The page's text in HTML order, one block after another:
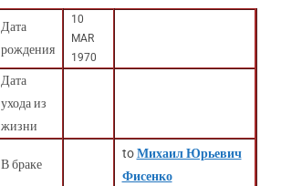
Дата
рождения
10
MAR
1970
Дата
ухода из
жизни
В браке
toМихаил Юрьевич
Фисенко